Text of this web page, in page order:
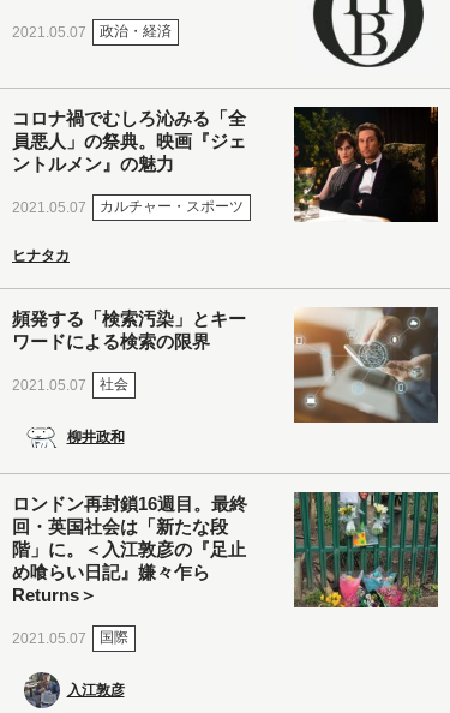
2021.05.07 政治・経済
コロナ禍でむしろ沁みる「全
員悪人」の祭典。映画『ジェ
ントルメン』の魅力
2021.05.07 カルチャー・スポーツ
ヒナタカ
頻発する「検索汚染」とキー
ワードによる検索の限界
2021.05.07 社会
柳井政和
ロンドン再封鎖16週目。最終
回・英国社会は「新たな段
階」に。＜入江敦彦の『足止
め喰らい日記』嫌々乍ら
Returns＞
2021.05.07 国際
入江敦彦